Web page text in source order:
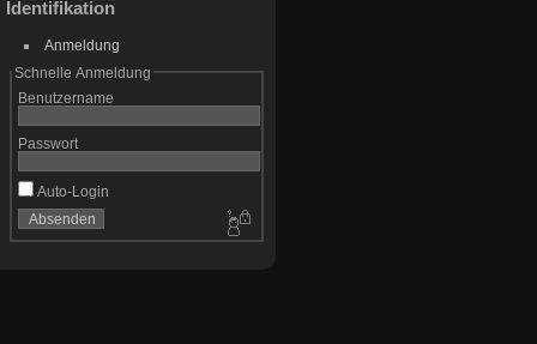
Identifikation
Anmeldung
Schnelle Anmeldung
Benutzername
Passwort
Auto-Login